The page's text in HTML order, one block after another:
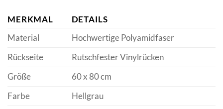
MERKMAL
DETAILS
Material
Hochwertige Polyamidfaser
Rückseite
Rutschfester Vinylrücken
Größe
60 x 80 cm
Farbe
Hellgrau